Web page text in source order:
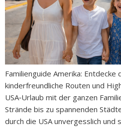
Familienguide Amerika:
kinderfreundliche Routen und
USA‑Urlaub mit der ganzen
Strände bis zu spannenden
durch die USA unvergesslich und